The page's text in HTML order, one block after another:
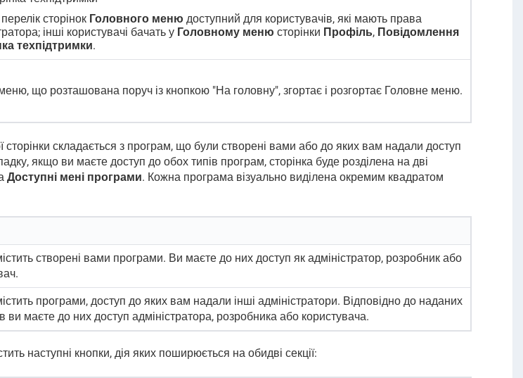
сторінок Головного меню доступний для користувачів, які мають права
інші користувачі бачать у Головному меню сторінки Профіль, Повідомлення
техпідтримки.
що розташована поруч із кнопкою "На головну", згортає і розгортає Головне меню.
сторінки складається з програм, що були створені вами або до яких вам надали доступ
якщо ви маєте доступ до обох типів програм, сторінка буде розділена на дві
Доступні мені програми. Кожна програма візуально виділена окремим квадратом
створені вами програми. Ви маєте до них доступ як адміністратор, розробник або
програми, доступ до яких вам надали інші адміністратори. Відповідно до наданих
ви маєте до них доступ адміністратора, розробника або користувача.
наступні кнопки, дія яких поширюється на обидві секції: